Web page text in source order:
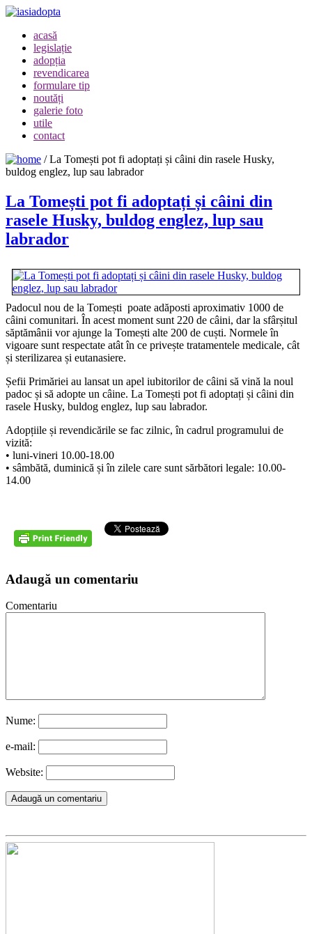
acasă
legislație
adopția
revendicarea
formulare tip
noutăți
galerie foto
utile
contact
/La Tomești pot fi adoptați și câini din rasele Husky,
buldog englez, lup sau labrador
La Tomești pot fi adoptați și câini din
rasele Husky, buldog englez, lup sau
labrador
Padocul nou de la Tomești poate adăposti aproximativ 1000 de
câini comunitari. În acest moment sunt 220 de câini, dar la sfârșitul
săptămânii vor ajunge la Tomești alte 200 de cuști. Normele în
vigoare sunt respectate atât în ce privește tratamentele medicale, cât
și sterilizarea și eutanasiere.
Șefii Primăriei au lansat un apel iubitorilor de câini să vină la noul
padoc și să adopte un câine. La Tomești pot fi adoptați și câini din
rasele Husky, buldog englez, lup sau labrador.
Adopțiile și revendicările se fac zilnic, în cadrul programului de
vizită:
• luni-vineri 10.00-18.00
• sâmbătă, duminică și în zilele care sunt sărbători legale: 10.00-
14.00
Adaugă un comentariu
Comentariu
Nume:
e-mail:
Website: